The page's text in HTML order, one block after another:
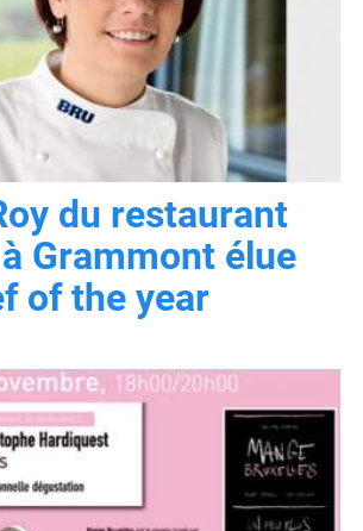
du restaurant
Grammont élue
of the year